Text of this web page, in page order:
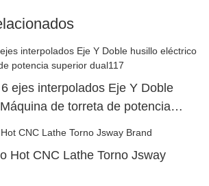
ejes interpolados Eje Y Doble
de torreta de potencia
Hot CNC Lathe Torno Jsway